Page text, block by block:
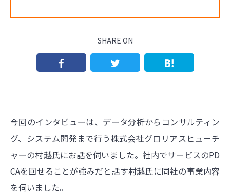
SHARE ON
今回のインタビューは、データ分析からコンサルティン
グ、システム開発まで行う株式会社グロリアスヒューチ
ャーの村越氏にお話を伺いました。社内でサービスのPD
CAを回せることが強みだと話す村越氏に同社の事業内容
を伺いました。